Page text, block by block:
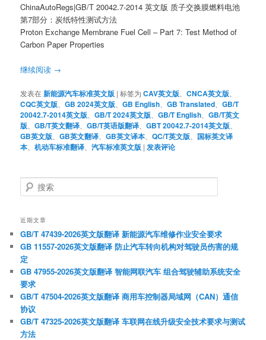
ChinaAutoRegs|GB/T 20042.7-2014 英文版 质子交换膜燃料电池
第7部分：炭纸特性测试方法
Proton Exchange Membrane Fuel Cell – Part 7: Test Method of
Carbon Paper Properties
继续阅读 →
发表在新能源汽车标准英文版 |标签为 CAV英文版 、CNCA英文版
CQC英文版 、GB 2024英文版 、GB English 、GB Translated 、GB/T
20042.7-2014英文版 、GB/T 2024英文版 、GB/T English 、GB/T英文
版 、GB/T英文翻译 、GB/T英语版翻译 、GBT 20042.7-2014英文版
GB英文版 、GB英文翻译 、GB英文译本 、QC/T英文版
国标英文译
本 、机动车标准翻译 、汽车标准英文版 | 发表评论
搜
索
近期文章
GB/T 47439-2026英文版翻译 新能源汽车维修作业安全要求
GB 11557-2026英文版翻译 防止汽车转向机构对驾驶员伤害的规
定
GB 47955-2026英文版翻译 智能网联汽车 组合驾驶辅助系统安全
要求
GB/T 47504-2026英文版翻译 商用车控制器局域网（CAN）通信
协议
GB/T 47325-2026英文版翻译 车联网在线升级安全技术要求与测试
方法